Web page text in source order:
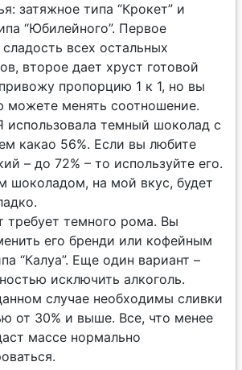
затяжное типа “Крокет” и
“Юбилейного”. Первое
сладость всех остальных
второе дает хруст готовой
пропорцию 1 к 1, но вы
можете менять соотношение.
использовала темный шоколад с
какао 56%. Если вы любите
– до 72% – то используйте его.
шоколадом, на мой вкус, будет
требует темного рома. Вы
его бренди или кофейным
“Калуа”. Еще один вариант –
исключить алкоголь.
случае необходимы сливки
от 30% и выше. Все, что менее
массе нормально